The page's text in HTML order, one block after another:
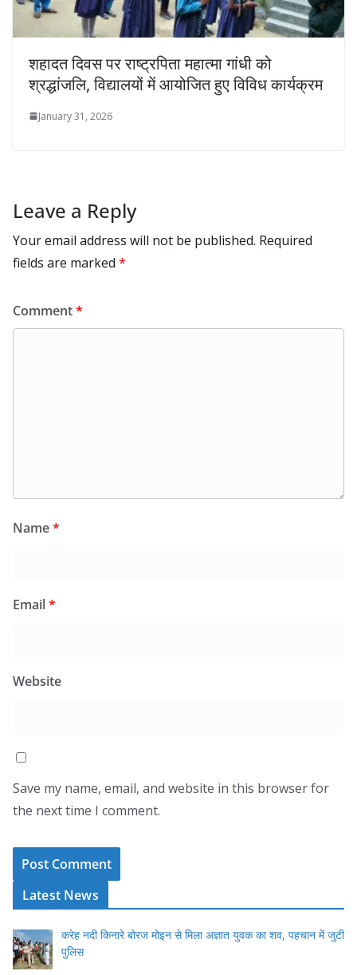
शहादत दिवस पर राष्ट्रपिता महात्मा गांधी को
श्रद्धांजलि, विद्यालयों में आयोजित हुए विविध कार्यक्रम
January 31, 2026
Leave a Reply
Your email address will not be published. Required
fields are marked *
Comment*
Name*
Email*
Website
Save my name, email, and website in this browser for
the next time I comment.
Latest News
करेह नदी किनारे बोरज मोइन से मिला अज्ञात युवक का शव, पहचान में जुटी
पुलिस